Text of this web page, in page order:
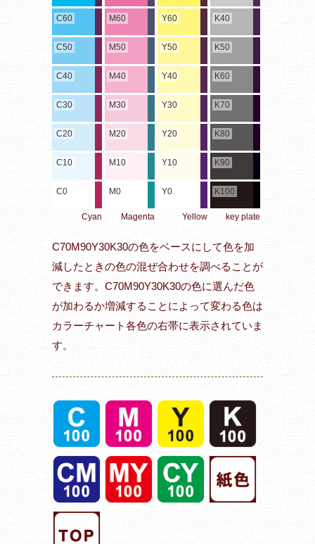
C60
C50
C40
C30
C20
C10
C0
Cyan
M60
M50
M40
M30
M20
M10
M0
Magenta
Y60
Y50
Y40
Y30
Y20
Y10
Y0
Yellow
K40
K50
K60
K70
K80
K90
K100
key plate
C70M90Y30K30の色をベースにして色を加
減したときの色の混ぜ合わせを調べることが
できます。C70M90Y30K30の色に選んだ色
が加わるか増減することによって変わる色は
カラーチャート各色の右帯に表示されていま
す。